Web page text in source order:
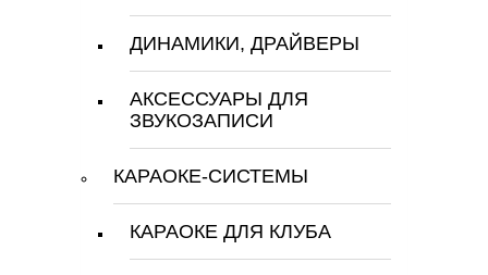
ДИНАМИКИ, ДРАЙВЕРЫ
АКСЕССУАРЫ ДЛЯ
ЗВУКОЗАПИСИ
КАРАОКЕ-СИСТЕМЫ
КАРАОКЕ ДЛЯ КЛУБА